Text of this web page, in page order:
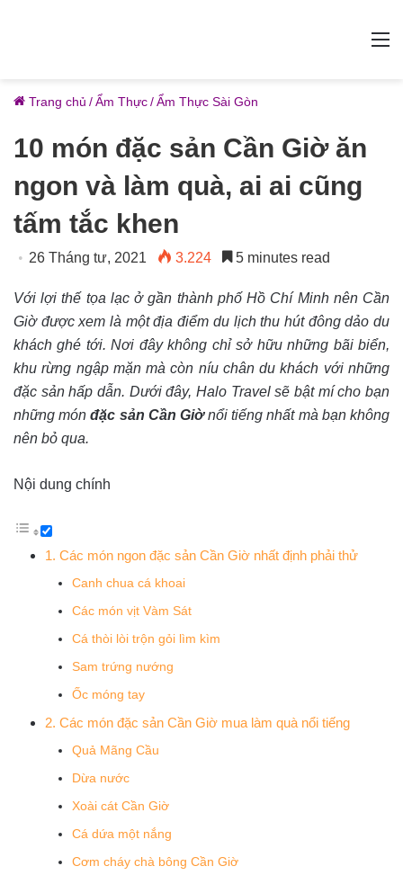
Trang chủ /Ẩm Thực/Ẩm Thực Sài Gòn
10 món đặc sản Cần Giờ ăn
ngon và làm quà, ai ai cũng
tấm tắc khen
26 Tháng tư, 2021 3.224 5 minutes read
Với lợi thế tọa lạc ở gần thành phố Hồ Chí Minh nên Cần
Giờ được xem là một địa điểm du lịch thu hút đông dảo du
khách ghé tới. Nơi đây không chỉ sở hữu những bãi biển,
khu rừng ngập mặn mà còn níu chân du khách với những
đặc sản hấp dẫn. Dưới đây, Halo Travel sẽ bật mí cho bạn
những mónđặc sản Cần Giờnổi tiếng nhất mà bạn không
nên bỏ qua.
Nội dung chính
1. Các món ngon đặc sản Cần Giờ nhất định phải thử
Canh chua cá khoai
Các món vịt Vàm Sát
Cá thòi lòi trộn gỏi lìm kìm
Sam trứng nướng
Ốc móng tay
2. Các món đặc sản Cần Giờ mua làm quà nổi tiếng
Quả Mãng Cầu
Dừa nước
Xoài cát Cần Giờ
Cá dứa một nắng
Cơm cháy chà bông Cần Giờ